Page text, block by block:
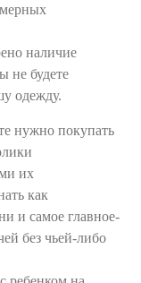
наличие
не будете
одежду.
нужно покупать
их
как
и самое главное-
без чьей-либо